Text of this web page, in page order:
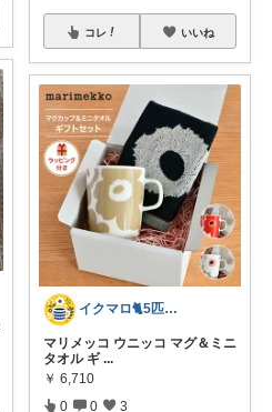
コレ いいね
イクマロ🐈5匹の猫とおうちカフェ☕️
マリメッコ ウニッコ マグ＆ミニ
タオル ギ ...
￥ 6,710
0 0 3